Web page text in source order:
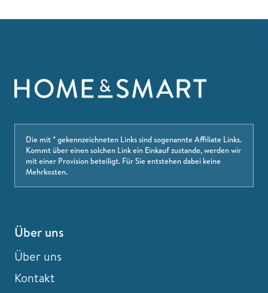
Die mit * gekennzeichneten Links sind sogenannte Affiliate Links.
Kommt über einen solchen Link ein Einkauf zustande, werden wir
mit einer Provision beteiligt. Für Sie entstehen dabei keine
Mehrkosten.
Über uns
Über uns
Kontakt